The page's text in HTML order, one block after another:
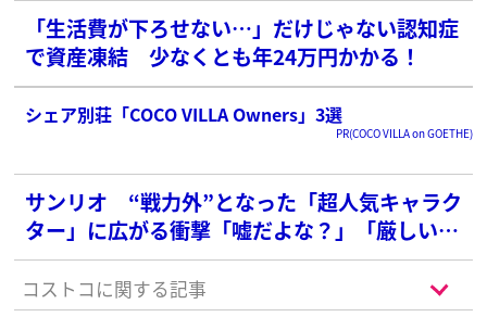
「生活費が下ろせない…」だけじゃない認知症
で資産凍結 少なくとも年24万円かかる！
シェア別荘「COCO VILLA Owners」3選
PR(COCO VILLA on GOETHE)
サンリオ “戦力外”となった「超人気キャラク
ター」に広がる衝撃「嘘だよな？」「厳しい世
界」
コストコに関する記事